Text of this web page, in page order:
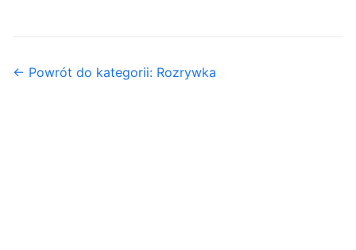
← Powrót do kategorii: Rozrywka